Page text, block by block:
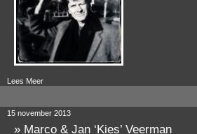
Lees Meer
15 november 2013
» Marco & Jan ‘Kies’ Veerman